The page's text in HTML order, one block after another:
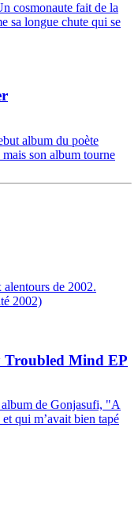
cosmonaute fait de la
sa longue chute qui se
album du poète
son album tourne
de 2002.
2002)
Mind EP
album de Gonjasufi, "A
qui m’avait bien tapé